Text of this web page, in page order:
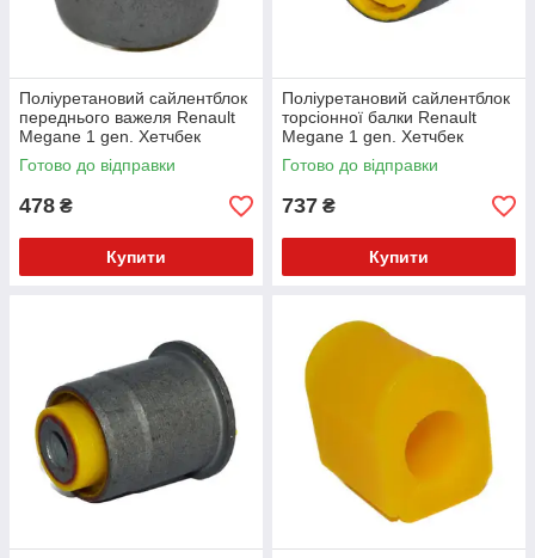
Поліуретановий сайлентблок
переднього важеля Renault
Megane 1 gen. Хетчбек
(1995-2001) v17
Готово до відправки
478 ₴
Купити
Поліуретановий сайлентблок
торсіонної балки Renault
Megane 1 gen. Хетчбек
(1995-2001) v17
Готово до відправки
737 ₴
Купити